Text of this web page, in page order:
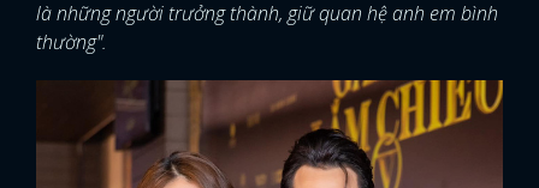
là những người trưởng thành, giữ quan hệ anh em bình
thường".